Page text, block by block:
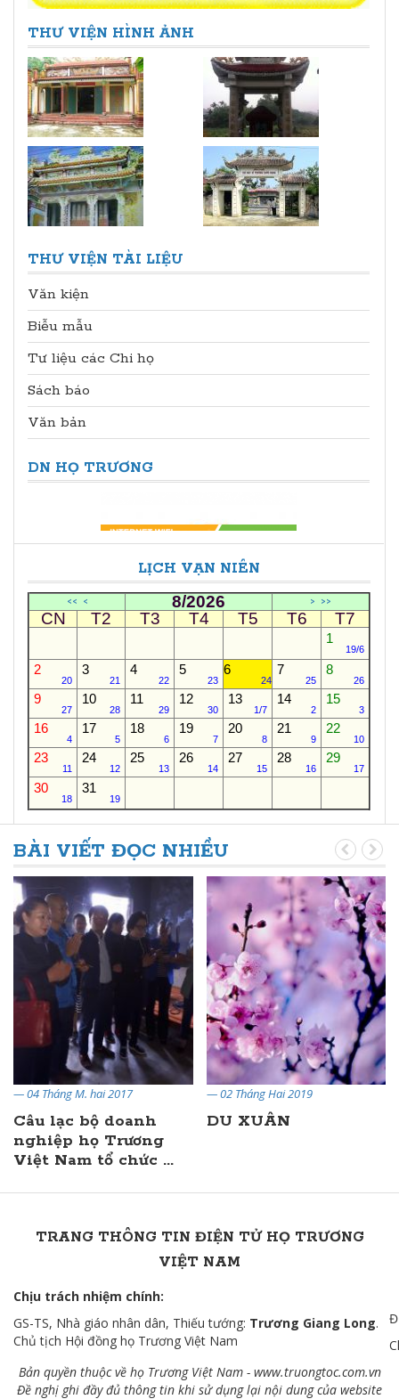
THƯ VIỆN HÌNH ẢNH
THƯ VIỆN TÀI LIỆU
Văn kiện
Biễu mẫu
Tư liệu các Chi họ
Sách báo
Văn bản
DN HỌ TRƯƠNG
LỊCH VẠN NIÊN
<< < 8/2026 > >>
CN T2 T3 T4 T5 T6 T7
1
19/6
2
20
3
21
4
22
5
23
6
24
7
25
8
26
9
27
10
28
11
29
12
30
13
1/7
14
2
15
3
16
4
17
5
18
6
19
7
20
8
21
9
22
10
23
11
24
12
25
13
26
14
27
15
28
16
29
17
30
18
31
19
BÀI VIẾT ĐỌC NHIỀU
— 02 Tháng Hai 2019
DU XUÂN
— 19 Tháng Một 2019
Lời hứa!
TRANG THÔNG TIN ĐIỆN TỬ HỌ TRƯƠNG
VIỆT NAM
Chịu trách nhiệm chính:
GS-TS, Nhà giáo nhân dân, Thiếu tướng: Trương Giang Long.
Chủ tịch Hội đồng họ Trương Việt Nam
Bản quyền thuộc về họ Trương Việt Nam - www.truongtoc.com.vn
Đề nghị ghi đầy đủ thông tin khi sử dụng lại nội dung của website